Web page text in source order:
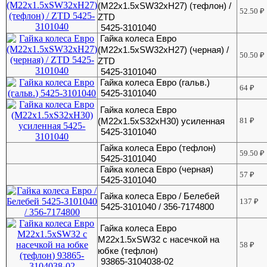
(M22x1.5xSW32xH27) (тефлон) /
ZTD
5425-3101040
52.50₽
Гайка колеса Евро
(M22x1.5xSW32xH27) (черная) /
ZTD
5425-3101040
50.50₽
Гайка колеса Евро (гальв.)
5425-3101040
64₽
Гайка колеса Евро
(М22х1.5хS32хH30) усиленная
5425-3101040
81₽
Гайка колеса Евро (тефлон)
5425-3101040
59.50₽
Гайка колеса Евро (черная)
5425-3101040
57₽
Гайка колеса Евро / Белебей
5425-3101040 / 356-7174800
137₽
Гайка колеса Евро
М22х1.5хSW32 с насечкой на
юбке (тефлон)
93865-3104038-02
58₽